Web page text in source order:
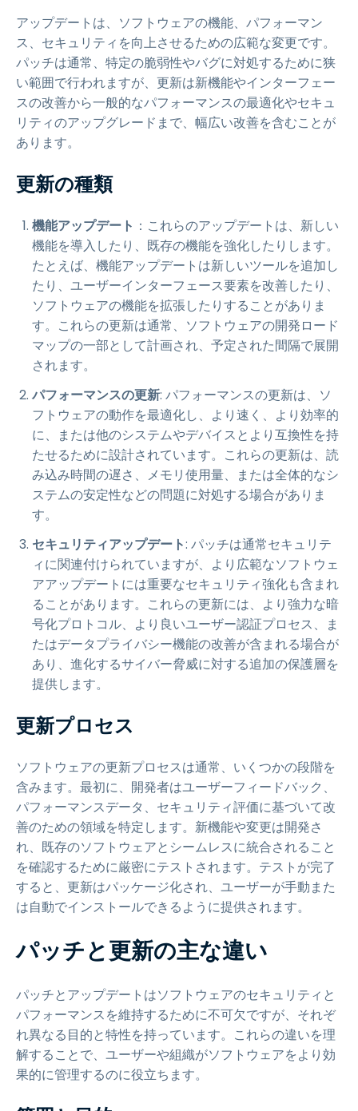
アップデートは、ソフトウェアの機能、パフォーマン
ス、セキュリティを向上させるための広範な変更です。
パッチは通常、特定の脆弱性やバグに対処するために狭
い範囲で行われますが、更新は新機能やインターフェー
スの改善から一般的なパフォーマンスの最適化やセキュ
リティのアップグレードまで、幅広い改善を含むことが
あります。
更新の種類
機能アップデート ：これらのアップデートは、新しい
機能を導入したり、既存の機能を強化したりします。
たとえば、機能アップデートは新しいツールを追加し
たり、ユーザーインターフェース要素を改善したり、
ソフトウェアの機能を拡張したりすることがありま
す。これらの更新は通常、ソフトウェアの開発ロード
マップの一部として計画され、予定された間隔で展開
されます。
パフォーマンスの更新: パフォーマンスの更新は、ソ
フトウェアの動作を最適化し、より速く、より効率的
に、または他のシステムやデバイスとより互換性を持
たせるために設計されています。これらの更新は、読
み込み時間の遅さ、メモリ使用量、または全体的なシ
ステムの安定性などの問題に対処する場合がありま
す。
セキュリティアップデート: パッチは通常セキュリテ
ィに関連付けられていますが、より広範なソフトウェ
アアップデートには重要なセキュリティ強化も含まれ
ることがあります。これらの更新には、より強力な暗
号化プロトコル、より良いユーザー認証プロセス、ま
たはデータプライバシー機能の改善が含まれる場合が
あり、進化するサイバー脅威に対する追加の保護層を
提供します。
更新プロセス
ソフトウェアの更新プロセスは通常、いくつかの段階を
含みます。最初に、開発者はユーザーフィードバック、
パフォーマンスデータ、セキュリティ評価に基づいて改
善のための領域を特定します。新機能や変更は開発さ
れ、既存のソフトウェアとシームレスに統合されること
を確認するために厳密にテストされます。テストが完了
すると、更新はパッケージ化され、ユーザーが手動また
は自動でインストールできるように提供されます。
パッチと更新の主な違い
パッチとアップデートはソフトウェアのセキュリティと
パフォーマンスを維持するために不可欠ですが、それぞ
れ異なる目的と特性を持っています。これらの違いを理
解することで、ユーザーや組織がソフトウェアをより効
果的に管理するのに役立ちます。